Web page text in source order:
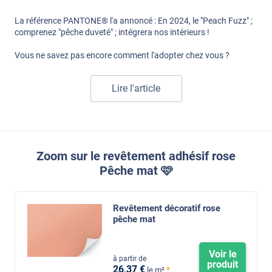
La référence PANTONE® l'a annoncé : En 2024, le "Peach Fuzz" ;
comprenez "pêche duveté" ; intégrera nos intérieurs !
Vous ne savez pas encore comment l'adopter chez vous ?
Lire l'article
Zoom sur le revêtement adhésif rose
Pêche mat 🩷
Revêtement décoratif rose
pêche mat
à partir de
26,37 € le m² *
Voir le
produit